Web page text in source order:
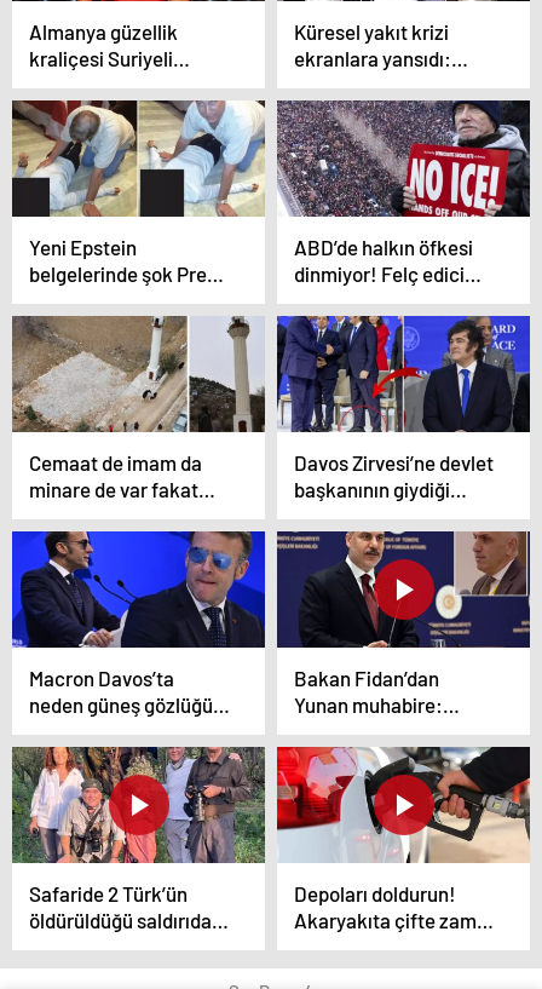
Almanya güzellik
kraliçesi Suriyeli
Twitch yayıncısı Dua
Faris oldu
Küresel yakıt krizi
ekranlara yansıdı:
Tayland’da "Ceketsiz"
tasarruf dönemi
Yeni Epstein
belgelerinde şok Prens
Andrew detayı!
Yerdeki kadının
üzerine eğilmiş
ABD’de halkın öfkesi
dinmiyor! Felç edici
soğuklara rağmen yüz
binler meydanlarda
Cemaat de imam da
minare de var fakat
cami yok
Davos Zirvesi’ne devlet
başkanının giydiği
ayakkabı damga vurdu
Macron Davos’ta
neden güneş gözlüğü
taktı? Saraydan
açıklama geldi
Bakan Fidan’dan
Yunan muhabire:
Miçotakis’in siyasi
bedel ödemesi
gerekiyor
Safaride 2 Türk’ün
öldürüldüğü saldırıdan
kurtulan tanık konuştu
Depoları doldurun!
Akaryakıta çifte zam
geliyor